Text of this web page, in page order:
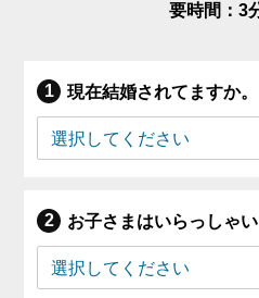
要時間：3
現在結婚されてますか。
お子さまはいらっしゃい